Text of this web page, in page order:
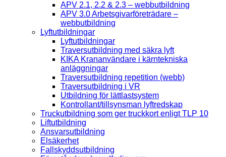
APV 2.1, 2.2 & 2.3 – webbutbildning
APV 3.0 Arbetsgivarföreträdare –
webbutbildning
Lyftutbildningar
Lyftutbildningar
Traversutbildning med säkra lyft
KIKA Krananvändare i kärntekniska
anläggningar
Traversutbildning repetition (webb)
Traversutbildning i VR
Utbildning för lättlastsystem
Kontrollant/tillsynsman lyftredskap
Truckutbildning som ger truckkort enligt TLP 10
Liftutbildning
Ansvarsutbildning
Elsäkerhet
Fallskyddsutbildning